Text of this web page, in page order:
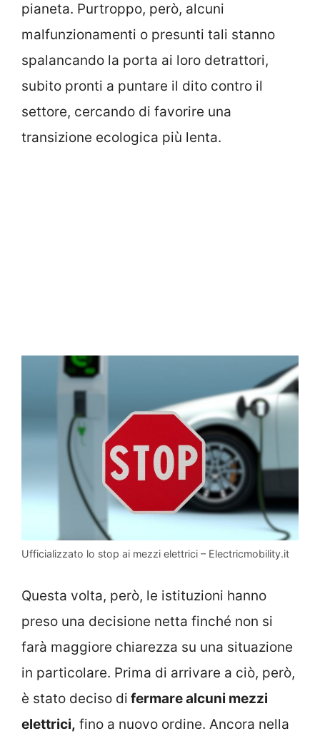
pianeta. Purtroppo, però, alcuni
malfunzionamenti o presunti tali stanno
spalancando la porta ai loro detrattori,
subito pronti a puntare il dito contro il
settore, cercando di favorire una
transizione ecologica più lenta.
Ufficializzato lo stop ai mezzi elettrici – Electricmobility.it
Questa volta, però, le istituzioni hanno
preso una decisione netta finché non si
farà maggiore chiarezza su una situazione
in particolare. Prima di arrivare a ciò, però,
è stato deciso di fermare alcuni mezzi
elettrici, fino a nuovo ordine. Ancora nella